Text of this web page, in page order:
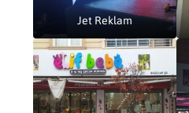
Jet Reklam